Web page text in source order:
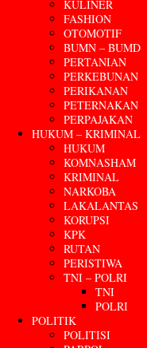
KULINER
FASHION
OTOMOTIF
BUMN – BUMD
PERTANIAN
PERKEBUNAN
PERIKANAN
PETERNAKAN
PERPAJAKAN
HUKUM – KRIMINAL
HUKUM
KOMNASHAM
KRIMINAL
NARKOBA
LAKALANTAS
KORUPSI
KPK
RUTAN
PERISTIWA
TNI – POLRI
TNI
POLRI
POLITIK
POLITISI